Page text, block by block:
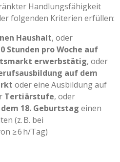
Handlungsfähigkeit
folgenden Kriterien erfüllen:
Haushalt, oder
Stunden pro Woche auf
erwerbstätig, oder
auf dem
oder eine Ausbildung auf
Tertiärstufe, oder
18. Geburtstag einen
(z. B. bei
≥ 6 h/Tag)